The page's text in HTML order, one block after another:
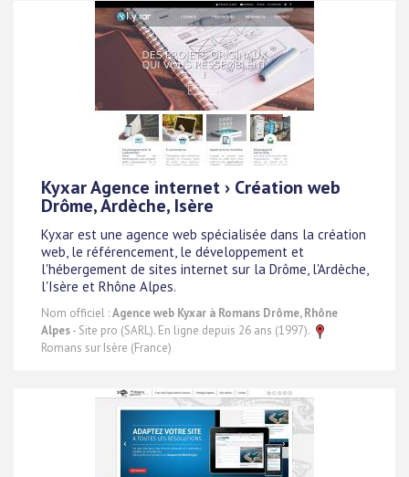
Kyxar Agence internet › Création web
Drôme, Ardèche, Isère
Kyxar est une agence web spécialisée dans la création
web, le référencement, le développement et
l'hébergement de sites internet sur la Drôme, l'Ardèche,
l'Isère et Rhône Alpes.
Nom officiel :Agence web Kyxar à Romans Drôme, Rhône
Alpes- Site pro (SARL). En ligne depuis 26 ans (1997).
Romans sur Isère (France)